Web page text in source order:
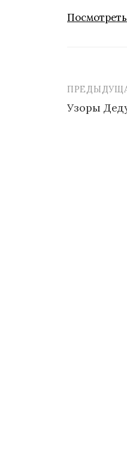
по
Узоры